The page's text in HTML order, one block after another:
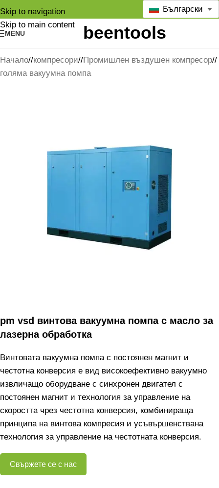
Skip to navigation
Skip to main content
MENU
Български
Начало/ компресори/ Промишлен въздушен компресор/
голяма вакуумна помпа
pm vsd винтова вакуумна помпа с масло за
лазерна обработка
Винтовата вакуумна помпа с постоянен магнит и
честотна конверсия е вид високоефективно вакуумно
извличащо оборудване с синхронен двигател с
постоянен магнит и технология за управление на
скоростта чрез честотна конверсия, комбинираща
принципа на винтова компресия и усъвършенствана
технология за управление на честотната конверсия.
Свържете се с нас